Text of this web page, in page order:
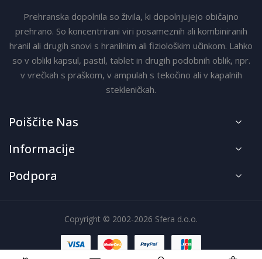
Poiščite Nas
Prehranska dopolnila so živila, ki dopolnjujejo običajno
prehrano. So koncentrirani viri posameznih ali kombiniranih
hranil ali drugih snovi s hranilnim ali fiziološkim učinkom. Lahko
so v obliki kapsul, pastil, tablet in drugih podobnih oblik, npr.
v vrečkah s praškom, v ampulah s tekočino ali v kapalnih
stekleničkah.
Informacije
Podpora
Copyright © 2002-2026 Sfera d.o.o.